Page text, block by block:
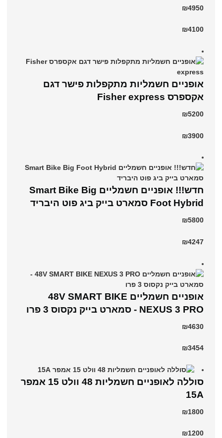
₪4950
₪4100
אופניים חשמליות מתקפלות פישר דגם
אקספרס Fisher express
₪5200
₪3900
חדש!!! אופניים חשמליים Smart Bike Big
Foot Hybrid סמארט בייק ביג פוט היבריד
₪5800
₪4247
אופניים חשמליים 48V SMART BIKE
NEXUS 3 PRO - סמארט בייק נקסוס 3 פרו
₪4630
₪3454
סוללה לאופניים חשמליות 48 וולט 15 אמפר
15A
₪1800
₪1200